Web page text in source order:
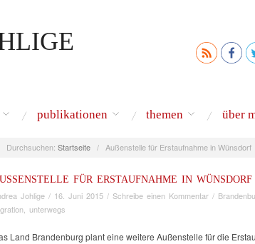
publikationen themen über
Durchsuchen: Startseite / Außenstelle für Erstaufnahme in Wünsdorf
FÜR ERSTAUFNAHME IN WÜNSDORF
Johlige / 16. Juni 2015 / Schreibe einen Kommentar /
unterwegs
Land Brandenburg plant eine weitere Außenstelle für die